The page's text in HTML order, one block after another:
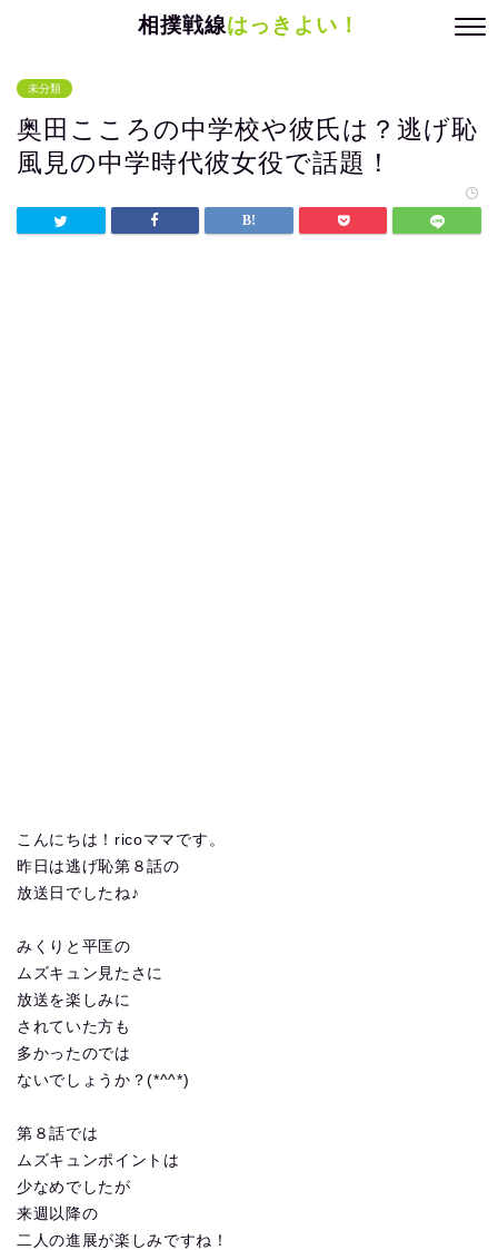
相撲戦線はっきよい！
未分類
奥田こころの中学校や彼氏は？逃げ恥
風見の中学時代彼女役で話題！
こんにちは！ricoママです。
昨日は逃げ恥第８話の
放送日でしたね♪
みくりと平匡の
ムズキュン見たさに
放送を楽しみに
されていた方も
多かったのでは
ないでしょうか？(*^^*)
第８話では
ムズキュンポイントは
少なめでしたが
来週以降の
二人の進展が楽しみですね！